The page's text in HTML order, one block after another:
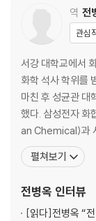
역 전
관심
서강 대학교에서
화학 석사 학위를
마친 후 성균관 대
했다. 삼성전자 화
an Chemical)과
을 역임했다. 기술
임자로 있으며, 고
있다. 『스타트업 마
펼쳐보기
전병옥 인터뷰
[읽다]전병옥 “